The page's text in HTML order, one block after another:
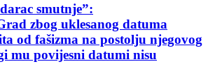
smutnje”:
zbog uklesanog datuma
od fašizma na postolju njegovog
mu povijesni datumi nisu